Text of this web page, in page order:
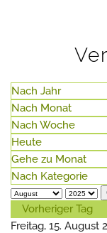
Nach Jahr
Nach Monat
Nach Woche
Heute
Gehe zu Monat
Nach Kategorie
Vorheriger Tag
Freitag, 15. August